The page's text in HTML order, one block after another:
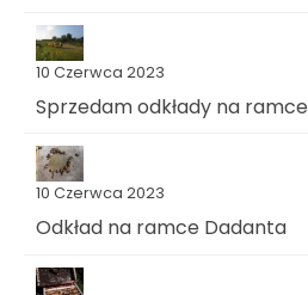
10 Czerwca 2023
Sprzedam odkłady na
10 Czerwca 2023
Odkład na ramce Dadanta